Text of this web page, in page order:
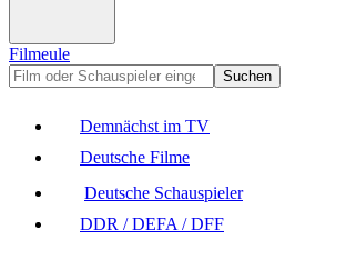
Filmeule
Suchen
Demnächst im TV
Deutsche Filme
Deutsche Schauspieler
DDR / DEFA / DFF